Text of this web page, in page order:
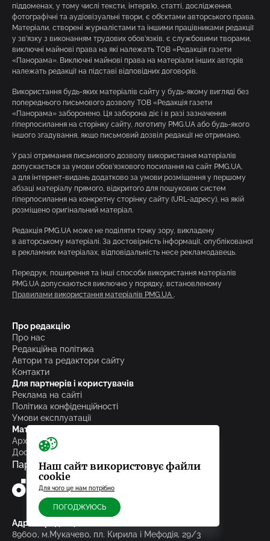
піддоменах, у тому числі тексти, інтерв’ю, статті, дослідження,
фотографічні та аудіовізуальні твори, є об’єктами авторського права.
Матеріали, створені журналістами та іншими працівниками редакції
у зв’язку з виконанням трудових обов’язків, є службовими творами,
виключні майнові права на які належать ТОВ «Редакція газети
«Панорама». Виключні майнові права на матеріали інших авторів
належать редакції на підставі відповідних договорів.
Використання будь-яких матеріалів сайту у будь-якому вигляді без
попереднього письмового дозволу ТОВ «Редакція газети
«Панорама» заборонено. Ця заборона діє і в разі зазначення
гіперпосилання на сторінку сайту, логотипу PMG.UA або будь-якого
іншого згадування, якщо письмовий дозвіл редакції не отримано.
У разі отримання письмового дозволу використання матеріалів
допускається за умови обов’язкового посилання на сайт PMG.UA,
а для інтернет-видань додатково за умови розміщення у першому
абзаці матеріалу прямого, відкритого для пошукових систем
гіперпосилання на конкретну сторінку сайту (URL-адресу), на якій
розміщено оригінальний матеріал.
Редакція PMG.UA може не поділяти точку зору, викладену
в авторському матеріалі. За достовірність інформації, опублікованої
в рекламних матеріалах, відповідальність несе рекламодавець.
Передрук, поширення та інші способи використання матеріалів
PMG.UA допускаються виключно у порядку, встановленому
Правилами використання матеріалів PMG.UA .
Про редакцію
Про нас
Редакційна політика
Автори та редактори сайту
Контакти
Для партнерів і користувачів
Реклама на сайті
Політика конфіденційності
Умови експлуатації
Матеріали
Архів
Досьє
Партнери
Адреса редакції
89600, м.Мукачево, пл. Кирила і Мефодія, 29/3
Наш сайт використовує файли
cookie
Для чого це нам потрібно
ПОГОДЖУЮСЬ